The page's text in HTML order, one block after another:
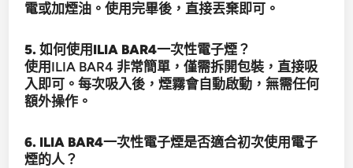
電或加煙油。使用完畢後，直接丟棄即可。
5. 如何使用ILIA BAR4一次性電子煙？
使用ILIA BAR4 非常簡單，僅需拆開包裝，直接吸
入即可。每次吸入後，煙霧會自動啟動，無需任何
額外操作。
6. ILIA BAR4一次性電子煙是否適合初次使用電子
煙的人？